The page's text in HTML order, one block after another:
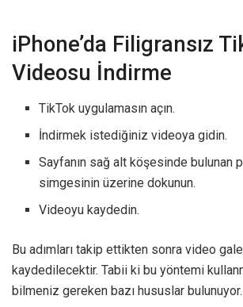
iPhone’da Filigransız
Videosu İndirme
TikTok uygulamasın açın.
İndirmek istediğiniz videoya gidin.
Sayfanın sağ alt köşesinde bulunan
simgesinin üzerine dokunun.
Videoyu kaydedin.
Bu adımları takip ettikten sonra video
kaydedilecektir. Tabii ki bu yöntemi
bilmeniz gereken bazı hususlar bulunuyor.